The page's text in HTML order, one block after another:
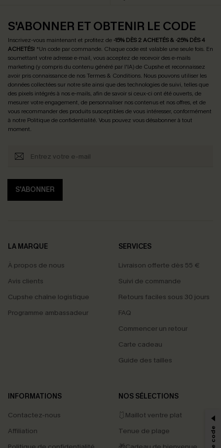
S'ABONNER ET OBTENIR LE CODE
Inscrivez-vous maintenant et profitez de -15% DÈS 2 ACHETÉS & -25% DÈS 4
ACHETÉS! *Un code par commande. Chaque code est valable une seule fois. En
soumettant votre adresse e-mail, vous acceptez de recevoir des e-mails
marketing (y compris du contenu généré par l'IA) de Cupshe et reconnaissez
avoir pris connaissance de nosTermes & Conditions. Nous pouvons utiliser les
données collectées sur notre site ainsi que des technologies de suivi, telles que
des pixels intégrés à nos e-mails, afin de savoir si ceux-ci ont été ouverts, de
mesurer votre engagement, de personnaliser nos contenus et nos offres, et de
vous recommander des produits susceptibles de vous intéresser, conformément
à notre Politique de confidentialité. Vous pouvez vous désabonner à tout
moment.
S'ABONNER
LA MARQUE
À propos de nous
Avis clients
Cupshe chaîne logistique
Programme ambassadeur
SERVICES
Livraison offerte dès 55 €
Suivi de commande
Retours faciles sous 30 jours
FAQ
Commencer un retour
Carte cadeau
Guide des tailles
INFORMATIONS
Contactez-nous
Affiliation
NOS SÉLECTIONS
🩱Maillot ventre plat
Tenue de plage
PROFITEZ DE -15%
-15% dès 2 Achetés par E-mail
*Un code par commande, valable une seule fois.